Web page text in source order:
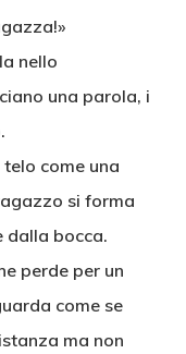
nello
una parola, i
come una
si forma
dalla bocca.
perde per un
come se
ma non